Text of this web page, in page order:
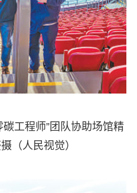
碳工程师”团队协助场馆精
（人民视觉）